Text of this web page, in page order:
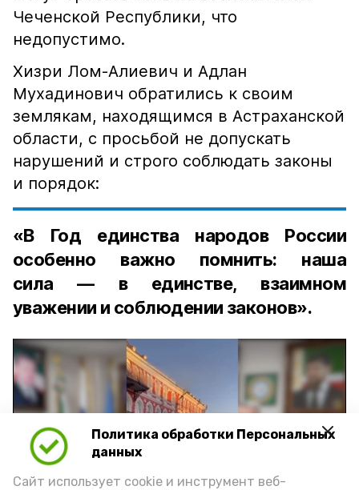
Политика обработки Персональных
данных
Сайт использует cookie и инструмент веб-
Чеченской Республики, что
недопустимо.
Хизри Лом-Алиевич и Адлан
Мухадинович обратились к своим
землякам, находящимся в Астраханской
области, с просьбой не допускать
нарушений и строго соблюдать законы
и порядок:
«В Год единства народов России
особенно важно помнить: наша
сила — в единстве, взаимном
уважении и соблюдении законов».
Play